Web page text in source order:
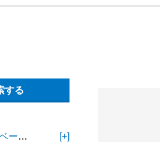
ション リフォーム
[+]